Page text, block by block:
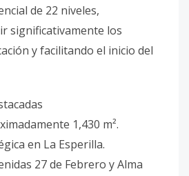
de 22 niveles,
significativamente los
y facilitando el inicio del
1,430 m².
en La Esperilla.
27 de Febrero y Alma